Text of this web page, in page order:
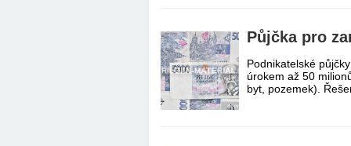
Půjčka pro
Podnikatelské
úrokem až 50
byt, pozemek).